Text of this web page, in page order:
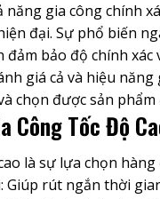
gia công chính
đại. Sự phổ biến
đảm bảo độ chính
giá cả và hiệu
chọn được sản
Công Tốc Độ
là sự lựa chọn
rút ngắn thời